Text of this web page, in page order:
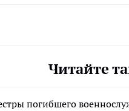
Читайте
погибшего